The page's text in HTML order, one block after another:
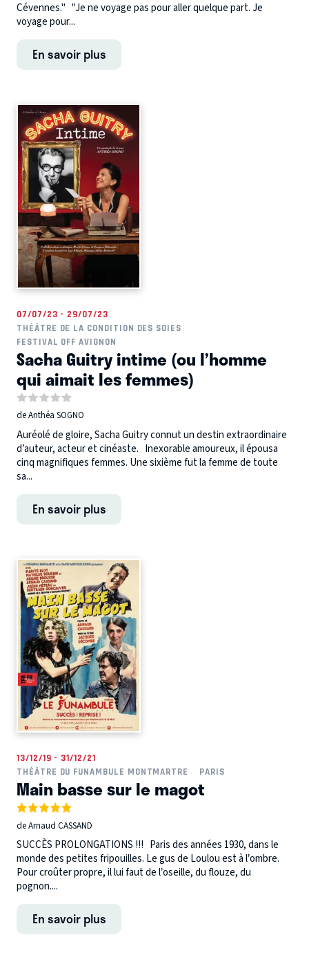
Cévennes." "Je ne voyage pas pour aller quelque part. Je
voyage pour...
En savoir plus
07/07/23 - 29/07/23
THÉÂTRE DE LA CONDITION DES SOIES
FESTIVAL OFF AVIGNON
Sacha Guitry intime (ou l’homme
qui aimait les femmes)
de Anthéa SOGNO
Auréolé de gloire, Sacha Guitry connut un destin extraordinaire
d’auteur, acteur et cinéaste. Inexorable amoureux, il épousa
cinq magnifiques femmes. Une sixième fut la femme de toute
sa...
En savoir plus
13/12/19 - 31/12/21
THÉÂTRE DU FUNAMBULE MONTMARTRE
PARIS
Main basse sur le magot
de Arnaud CASSAND
SUCCÈS PROLONGATIONS !!! Paris des années 1930, dans le
monde des petites fripouilles. Le gus de Loulou est à l’ombre.
Pour croûter propre, il lui faut de l’oseille, du flouze, du
pognon....
En savoir plus